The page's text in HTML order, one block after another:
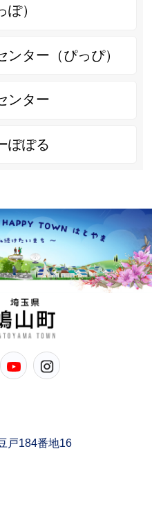
）
ター（ぴっぴ）
ンター
ぽぽる
町公式Twitter
鳩山町公式Facebook
鳩山町公式
戸184番地16